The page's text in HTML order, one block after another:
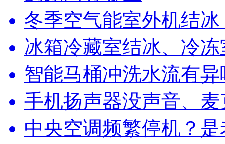
冬季空气能室外机结
冰箱冷藏室结冰、冷
智能马桶冲洗水流有
手机扬声器没声音、
中央空调频繁停机？